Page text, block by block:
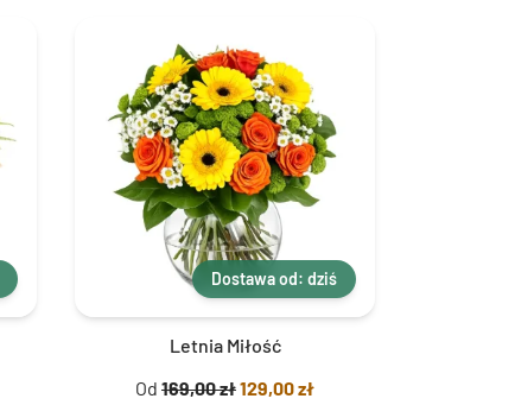
Dostawa od: dziś
Letnia Miłość
Od 169,00 zł129,00 zł